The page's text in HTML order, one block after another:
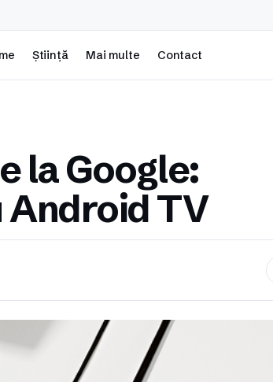
Știință Mai multe Contact
la Google:
Android TV